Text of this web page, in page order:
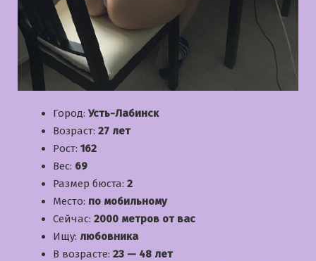
Город: Усть-Лабинск
Возраст: 27 лет
Рост: 162
Вес: 69
Размер бюста: 2
Место: по мобильному
Сейчас: 2000 метров от вас
Ищу: любовника
В возрасте: 23 — 48 лет